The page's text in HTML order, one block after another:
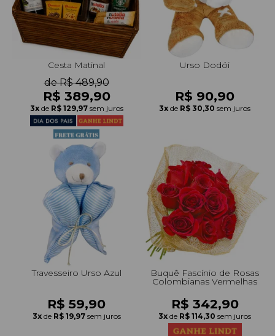
Cesta Matinal
de R$ 489,90
R$ 389,90
3x de R$ 129,97 sem juros
Urso Dodói
R$ 90,90
3x de R$ 30,30 sem juros
Travesseiro Urso Azul
R$ 59,90
3x de R$ 19,97 sem juros
Buquê Fascínio de Rosas
Colombianas Vermelhas
R$ 342,90
3x de R$ 114,30 sem juros